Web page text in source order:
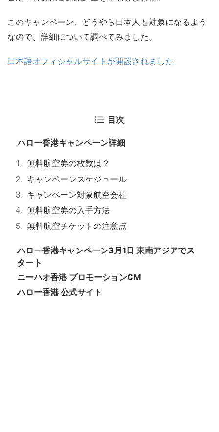
このキャンペーン、どうやら日本人も対象になるよう
なので、詳細について調べてみました。
日本語オフィシャルサイトが開設されました
目次
ハロー香港キャンペーン詳細
無料航空券の枚数は？
キャンペーンスケジュール
キャンペーン対象航空会社
無料航空券の入手方法
無料航空チケットの注意点
ハロー香港キャンペーン3月1日 東南アジアでス
タート
ニーハオ香港 プロモーションCM
ハロー香港 公式サイト